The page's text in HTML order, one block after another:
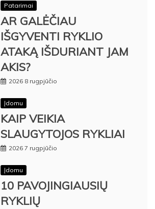
Patarimai
AR GALĖČIAU
IŠGYVENTI RYKLIO
ATAKĄ IŠDURIANT JAM
AKIS?
2026 8 rugpjūčio
Įdomu
KAIP VEIKIA
SLAUGYTOJOS RYKLIAI
2026 7 rugpjūčio
Įdomu
10 PAVOJINGIAUSIŲ
RYKLIŲ